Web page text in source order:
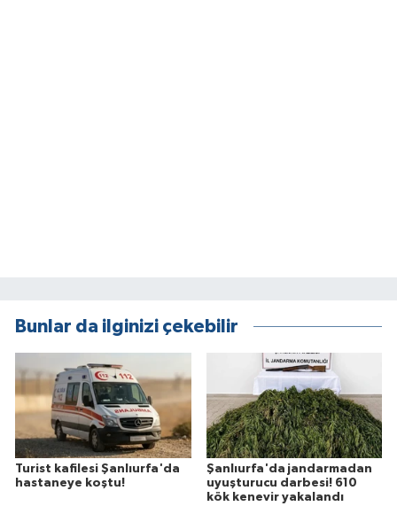
Bunlar da ilginizi çekebilir
Turist kafilesi Şanlıurfa'da
hastaneye koştu!
Şanlıurfa'da jandarmadan
uyuşturucu darbesi! 610
kök kenevir yakalandı